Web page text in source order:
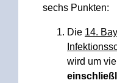
sechs Punkten:
Die 14.
wird um